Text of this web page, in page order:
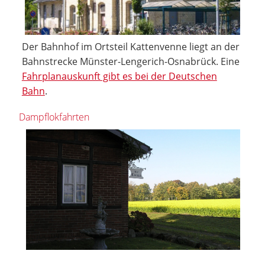
Der Bahnhof im Ortsteil Kattenvenne liegt an der
Bahnstrecke Münster-Lengerich-Osnabrück. Eine
Fahrplanauskunft gibt es bei der Deutschen
Bahn.
Dampflokfahrten